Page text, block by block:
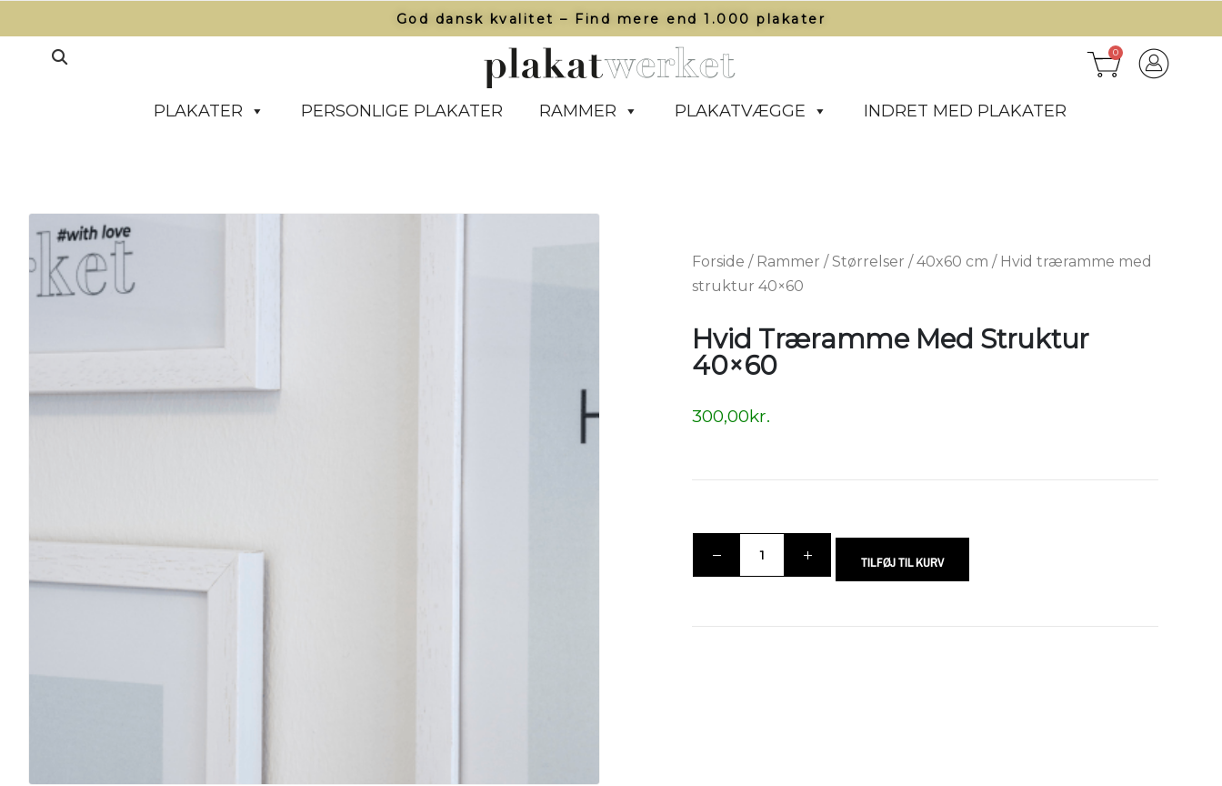
God dansk kvalitet – Find mere end 1.000 plakater​
0
PLAKATER PERSONLIGE PLAKATER RAMMER PLAKATVÆGGE INDRET MED PLAKATER
Forside / Rammer /Størrelser /40x60 cm / Hvid træramme med
struktur 40×60
Hvid Træramme Med Struktur
40×60
300,00kr.
TILFØJ TIL KURV